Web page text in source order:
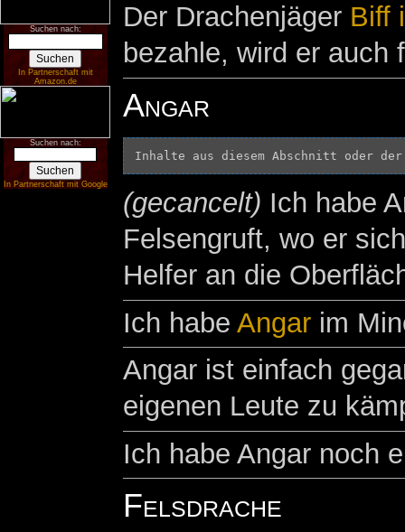
Suchen nach:
In Partnerschaft mit
Amazon.de
Suchen nach:
In Partnerschaft mit Google
Der Drachenjäger Biff
bezahle, wird er auch
Angar
Inhalte aus diesem Abschnitt oder
(gecancelt) Ich habe
Felsengruft, wo er
Helfer an die
Ich habe Angarim
Angar ist einfach
eigenen Leute zu
Ich habe Angar noch
Felsdrache